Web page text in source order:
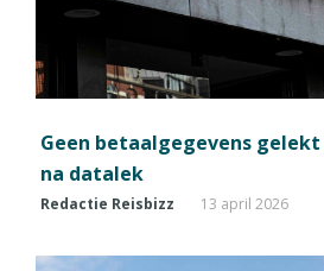
Geen betaalgegevens
na datalek
Redactie Reisbizz 13 april 2026